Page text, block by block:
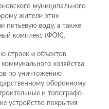
муниципального
жители этих
питьевую воду, а также
комплекс (ФОК).
строек и объектов
хозяйства
по уничтожению
оборонному
и топографо-
устройство покрытия